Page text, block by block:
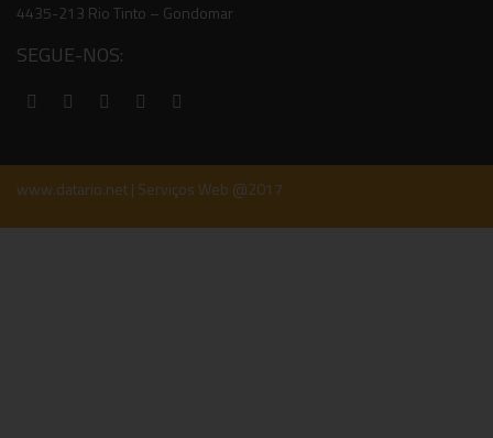
4435-213 Rio Tinto – Gondomar
SEGUE-NOS:
www.datario.net | Serviços Web @2017